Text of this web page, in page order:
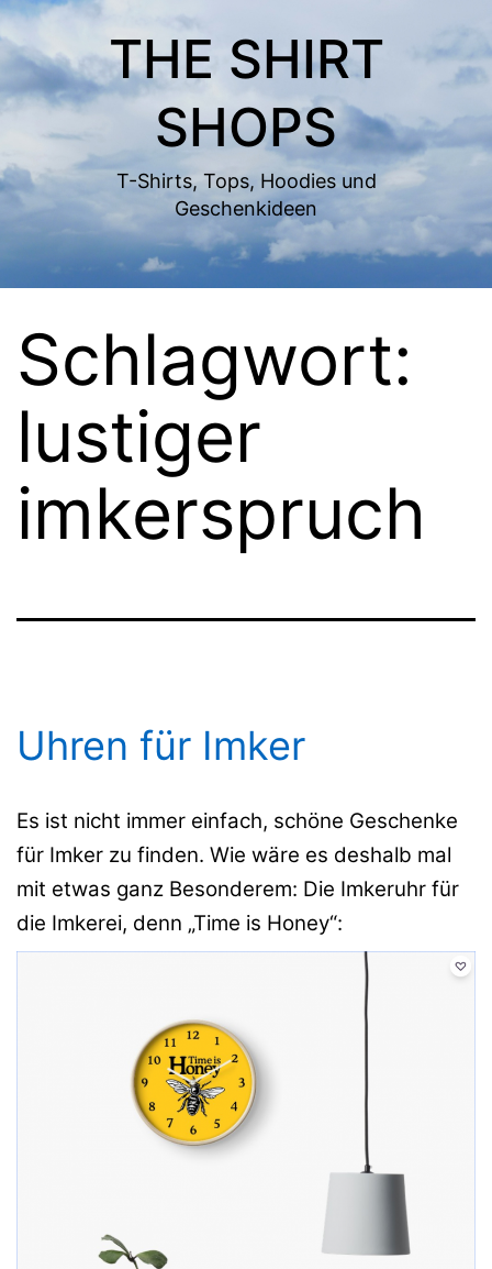
Zum
Inhalt
springen
THE SHIRT
SHOPS
T-Shirts, Tops, Hoodies und
Geschenkideen
Schlagwort:
lustiger
imkerspruch
Uhren für Imker
Es ist nicht immer einfach, schöne Geschenke
für Imker zu finden. Wie wäre es deshalb mal
mit etwas ganz Besonderem: Die Imkeruhr für
die Imkerei, denn „Time is Honey“: